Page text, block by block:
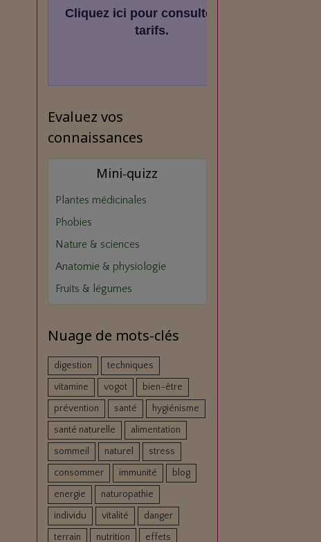
Cliquez ici pour consulter les
tarifs.
Evaluez vos
connaissances
Mini‑quizz
Plantes médicinales
Phobies
Nature & sciences
Anatomie & physiologie
Fruits & légumes
Nuage de mots-clés
digestion
techniques
vitamine
vogot
bien-être
prévention
santé
hygiénisme
santé naturelle
alimentation
sommeil
naturel
stress
consommer
immunité
blog
energie
naturopathie
individu
vitalité
danger
terrain
nutrition effets